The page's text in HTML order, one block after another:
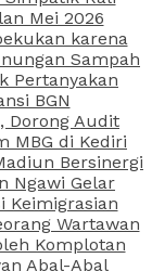
Mei 2026
karena
Sampah
Pertanyakan
BGN
Dorong Audit
MBG di Kediri
Bersinergi
Ngawi Gelar
Keimigrasian
Wartawan
Komplotan
Abal-Abal